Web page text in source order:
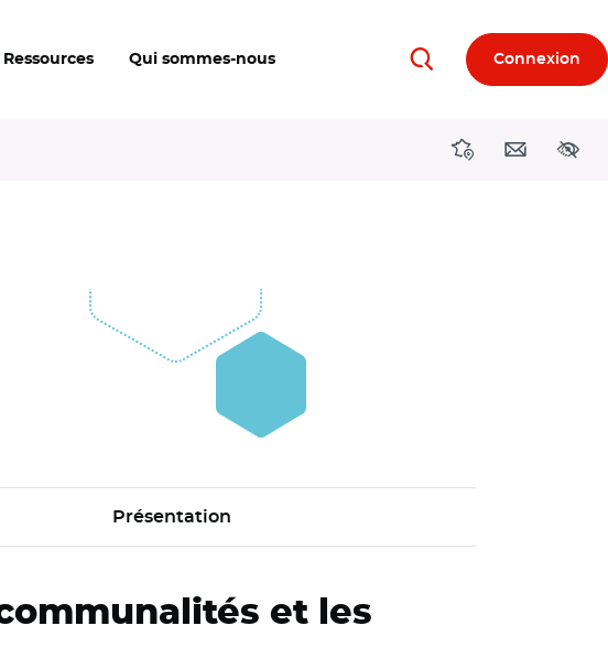
Ressources Qui sommes-nous RechercherConnexion
DirectionsContact
Présentation
et les